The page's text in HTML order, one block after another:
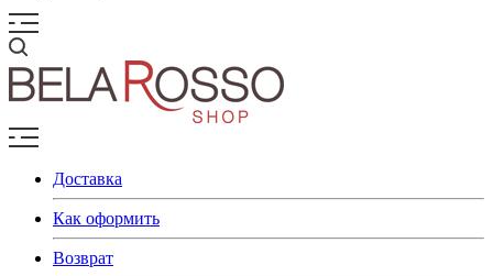
Доставка
Как оформить
Возврат